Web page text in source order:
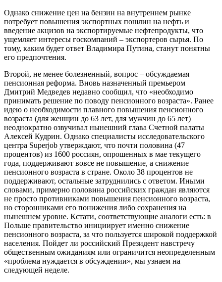
Однако снижение цен на бензин на внутреннем рынке
потребует повышения экспортных пошлин на нефть и
введение акцизов на экспортируемые нефтепродукты, что
ущемляет интересы госкомпаний – экспортеров сырья. По
тому, каким будет ответ Владимира Путина, станут понятны
его предпочтения.
Второй, не менее болезненный, вопрос – обсуждаемая
пенсионная реформа. Вновь назначенный премьером
Дмитрий Медведев недавно сообщил, что «необходимо
принимать решение по поводу пенсионного возраста». Ранее
идею о необходимости плавного повышения пенсионного
возраста (для женщин до 63 лет, для мужчин до 65 лет)
неоднократно озвучивал нынешний глава Счетной палаты
Алексей Кудрин. Однако специалисты исследовательского
центра Superjob утверждают, что почти половина (47
процентов) из 1600 россиян, опрошенных в мае текущего
года, поддерживают вовсе не повышение, а снижение
пенсионного возраста в стране. Около 38 процентов не
поддерживают, остальные затруднились с ответом. Иными
словами, примерно половина российских граждан являются
не просто противниками повышения пенсионного возраста,
но сторонниками его понижения либо сохранения на
нынешнем уровне. Кстати, соответствующие аналоги есть: в
Польше правительство инициирует именно снижение
пенсионного возраста, за что пользуется широкой поддержкой
населения. Пойдет ли российский Президент навстречу
общественным ожиданиям или ограничится неопределенным
«проблема нуждается в обсуждении», мы узнаем на
следующей неделе.